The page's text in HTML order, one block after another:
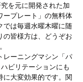
を元に開発された加
ープレート」の無料体
では毎週水曜木曜に随
の皆様方は、どうぞお
レーニングマシン「パ
ビリテーションにも
に大変効果的です。関